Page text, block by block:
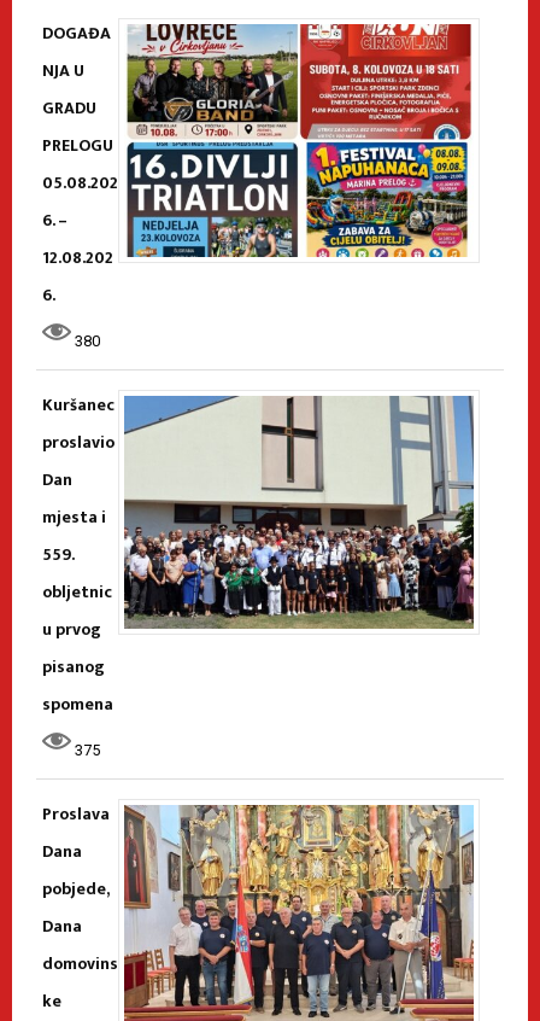
DOGAĐA
NJA U
GRADU
PRELOGU
05.08.202
6. –
12.08.202
6.
380
Kuršanec
proslavio
Dan
mjesta i
559.
obljetnic
u prvog
pisanog
spomena
375
Proslava
Dana
pobjede,
Dana
domovins
ke